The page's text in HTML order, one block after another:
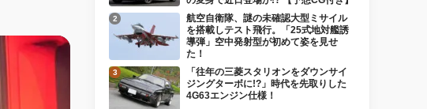
航空自衛隊、謎の未確認大型ミサイル
を搭載しテスト飛行。「25式地対艦誘
導弾」空中発射型が初めて姿を見せ
た！
「往年の三菱スタリオンをダウンサイ
ジングターボに!?」時代を先取りした
4G63エンジン仕様！